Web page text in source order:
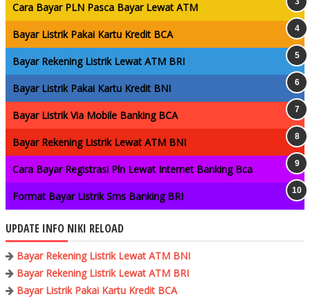
Cara Bayar PLN Pasca Bayar Lewat ATM
Bayar Listrik Pakai Kartu Kredit BCA
Bayar Rekening Listrik Lewat ATM BRI
Bayar Listrik Pakai Kartu Kredit BNI
Bayar Listrik Via Mobile Banking BCA
Bayar Rekening Listrik Lewat ATM BNI
Cara Bayar Registrasi Pln Lewat Internet Banking Bca
Format Bayar Listrik Sms Banking BRI
UPDATE INFO NIKI RELOAD
Bayar Rekening Listrik Lewat ATM BNI
Bayar Rekening Listrik Lewat ATM BRI
Bayar Listrik Pakai Kartu Kredit BCA